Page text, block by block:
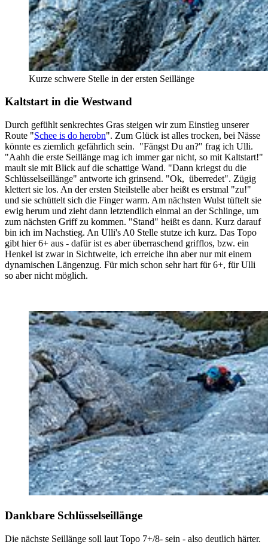
Kurze schwere Stelle in der ersten Seillänge
Kaltstart in die Westwand
Durch gefühlt senkrechtes Gras steigen wir zum Einstieg unserer
Route "Schee is do herobn". Zum Glück ist alles trocken, bei Nässe
könnte es ziemlich gefährlich sein. "Fängst Du an?" frag ich Ulli.
"Aahh die erste Seillänge mag ich immer gar nicht, so mit Kaltstart!"
mault sie mit Blick auf die schattige Wand. "Dann kriegst du die
Schlüsselseillänge" antworte ich grinsend. "Ok, überredet". Zügig
klettert sie los. An der ersten Steilstelle aber heißt es erstmal "zu!"
und sie schüttelt sich die Finger warm. Am nächsten Wulst tüftelt sie
ewig herum und zieht dann letztendlich einmal an der Schlinge, um
zum nächsten Griff zu kommen. "Stand" heißt es dann. Kurz darauf
bin ich im Nachstieg. An Ulli's A0 Stelle stutze ich kurz. Das Topo
gibt hier 6+ aus - dafür ist es aber überraschend grifflos, bzw. ein
Henkel ist zwar in Sichtweite, ich erreiche ihn aber nur mit einem
dynamischen Längenzug. Für mich schon sehr hart für 6+, für Ulli
so aber nicht möglich.
Dankbare Schlüsselseillänge
Die nächste Seillänge soll laut Topo 7+/8- sein - also deutlich härter.